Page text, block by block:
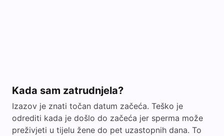
Kada sam zatrudnjela?
Izazov je znati točan datum začeća. Teško je
odrediti kada je došlo do začeća jer sperma može
preživjeti u tijelu žene do pet uzastopnih dana. To